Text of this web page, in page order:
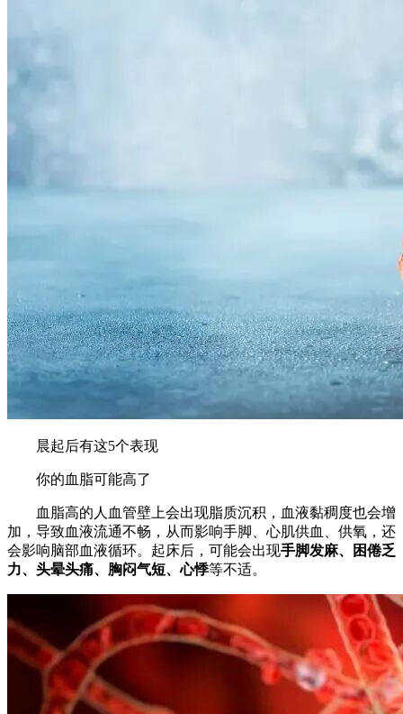
晨起后有这5个表现
你的血脂可能高了
血脂高的人血管壁上会出现脂质沉积，血液黏稠度也会增
加，导致血液流通不畅，从而影响手脚、心肌供血、供氧，还
会影响脑部血液循环。起床后，可能会出现手脚发麻、困倦乏
力、头晕头痛、胸闷气短、心悸等不适。